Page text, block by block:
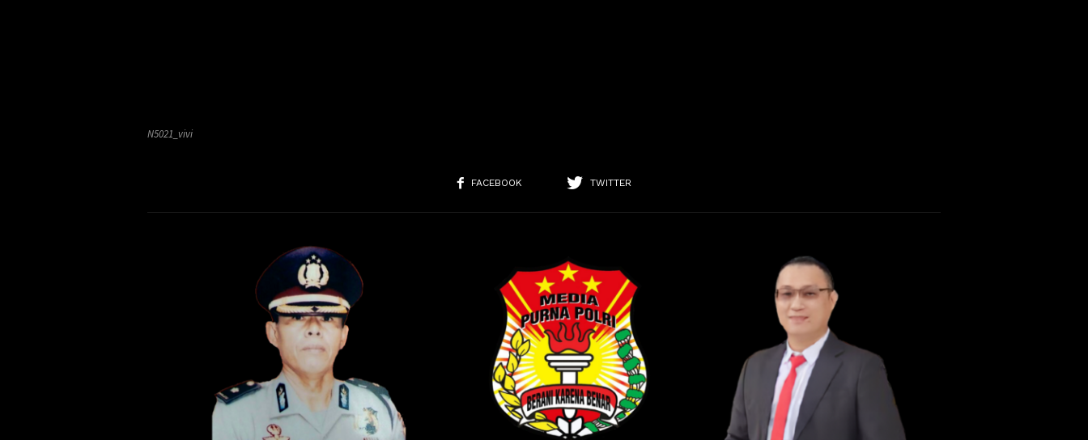
N5021_vivi
FACEBOOK TWITTER